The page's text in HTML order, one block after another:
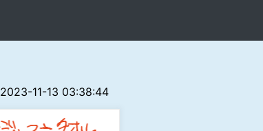
2023-11-13 03:38:44